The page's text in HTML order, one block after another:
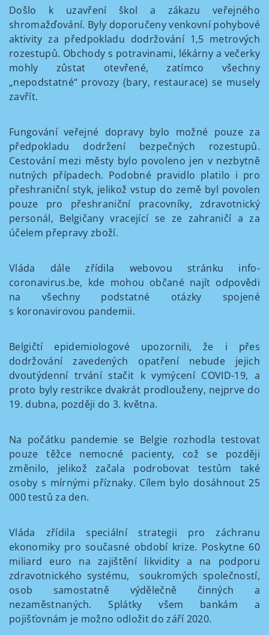
Došlo k uzavření škol a zákazu veřejného
shromažďování. Byly doporučeny venkovní pohybové
aktivity za předpokladu dodržování 1,5 metrových
rozestupů. Obchody s potravinami, lékárny a večerky
mohly zůstat otevřené, zatímco všechny
„nepodstatné“ provozy (bary, restaurace) se musely
zavřít.
Fungování veřejné dopravy bylo možné pouze za
předpokladu dodržení bezpečných rozestupů.
Cestování mezi městy bylo povoleno jen v nezbytně
nutných případech. Podobné pravidlo platilo i pro
přeshraniční styk, jelikož vstup do země byl povolen
pouze pro přeshraniční pracovníky, zdravotnický
personál, Belgičany vracející se ze zahraničí a za
účelem přepravy zboží.
Vláda dále zřídila webovou stránku info-
coronavirus.be, kde mohou občané najít odpovědi
na všechny podstatné otázky spojené
s koronavirovou pandemii.
Belgičtí epidemiologové upozornili, že i přes
dodržování zavedených opatření nebude jejich
dvoutýdenní trvání stačit k vymýcení COVID-19, a
proto byly restrikce dvakrát prodlouženy, nejprve do
19. dubna, později do 3. května.
Na počátku pandemie se Belgie rozhodla testovat
pouze těžce nemocné pacienty, což se později
změnilo, jelikož začala podrobovat testům také
osoby s mírnými příznaky. Cílem bylo dosáhnout 25
000 testů za den.
Vláda zřídila speciální strategii pro záchranu
ekonomiky pro současné období krize. Poskytne 60
miliard euro na zajištění likvidity a na podporu
zdravotnického systému, soukromých společností,
osob samostatně výdělečně činných a
nezaměstnaných. Splátky všem bankám a
pojišťovnám je možno odložit do září 2020.